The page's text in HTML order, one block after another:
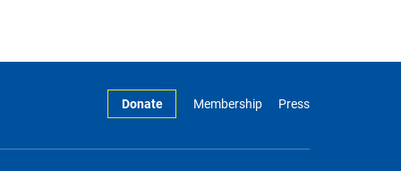
Donate Membership Press